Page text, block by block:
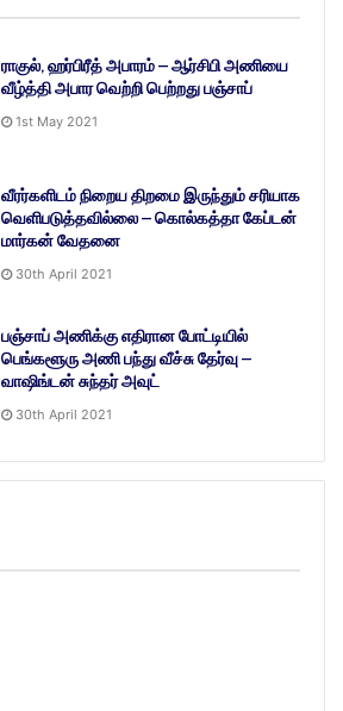
ராகுல், ஹர்பிரீத் அபாரம் – ஆர்சிபி அணியை
வீழ்த்தி அபார வெற்றி பெற்றது பஞ்சாப்
1st May 2021
வீரர்களிடம் நிறைய திறமை இருந்தும் சரியாக
வெளிபடுத்தவில்லை – கொல்கத்தா கேப்டன்
மார்கன் வேதனை
30th April 2021
பஞ்சாப் அணிக்கு எதிரான போட்டியில்
பெங்களூரு அணி பந்து வீச்சு தேர்வு –
வாஷிங்டன் சுந்தர் அவுட்
30th April 2021